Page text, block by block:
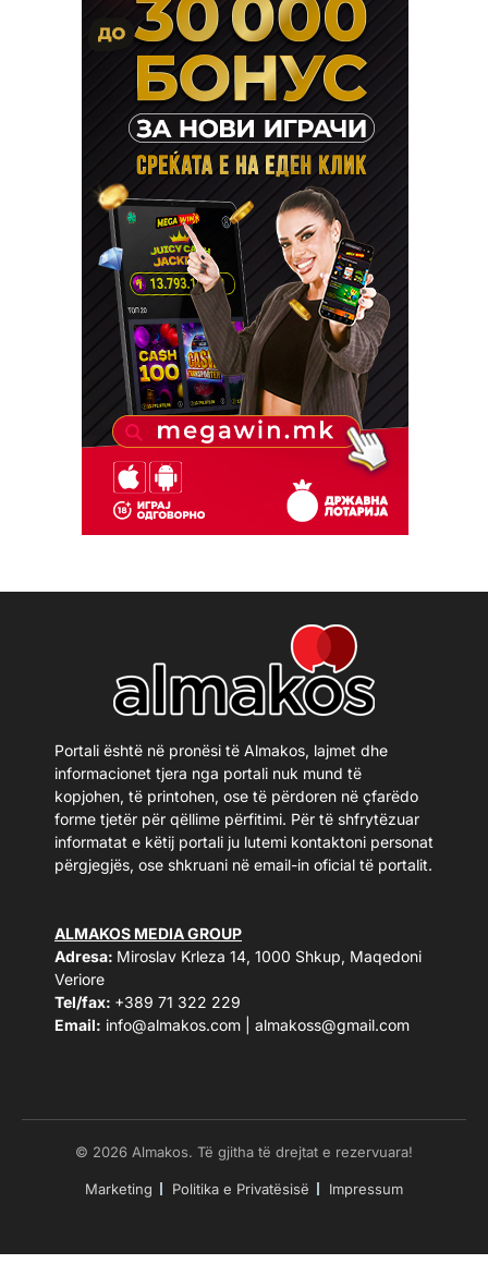
Portali është në pronësi të Almakos, lajmet dhe
informacionet tjera nga portali nuk mund të
kopjohen, të printohen, ose të përdoren në çfarëdo
forme tjetër për qëllime përfitimi. Për të shfrytëzuar
informatat e këtij portali ju lutemi kontaktoni personat
përgjegjës, ose shkruani në email-in oficial të portalit.
ALMAKOS MEDIA GROUP
Adresa: Miroslav Krleza 14, 1000 Shkup, Maqedoni
Veriore
Tel/fax: +389 71 322 229
Email: info@almakos.com almakoss@gmail.com
© 2026 Almakos. Të gjitha të drejtat e rezervuara!
Marketing Politika e Privatësisë Impressum